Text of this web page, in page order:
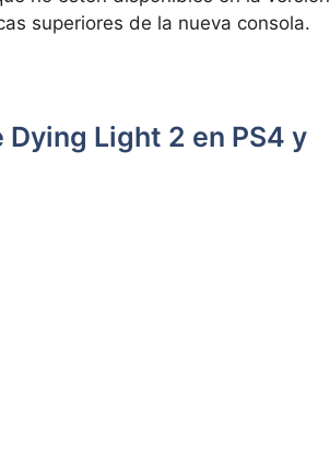
⁣superiores de la nueva‌ consola.
Light 2 en PS4 y